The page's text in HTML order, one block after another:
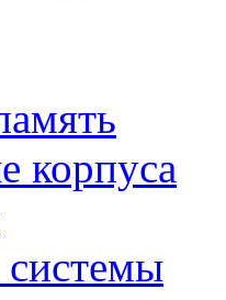
корпуса
системы